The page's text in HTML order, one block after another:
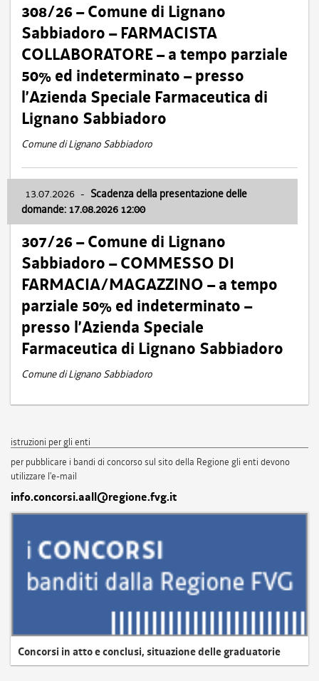
308/26 – Comune di Lignano
Sabbiadoro – FARMACISTA
COLLABORATORE – a tempo parziale
50% ed indeterminato – presso
l’Azienda Speciale Farmaceutica di
Lignano Sabbiadoro
Comune di Lignano Sabbiadoro
13.07.2026 - Scadenza della presentazione delle
domande: 17.08.2026 12:00
307/26 – Comune di Lignano
Sabbiadoro – COMMESSO DI
FARMACIA/MAGAZZINO – a tempo
parziale 50% ed indeterminato –
presso l’Azienda Speciale
Farmaceutica di Lignano Sabbiadoro
Comune di Lignano Sabbiadoro
istruzioni per gli enti
per pubblicare i bandi di concorso sul sito della Regione gli enti devono
utilizzare l'e-mail
info.concorsi.aall@regione.fvg.it
Concorsi in atto e conclusi, situazione delle graduatorie